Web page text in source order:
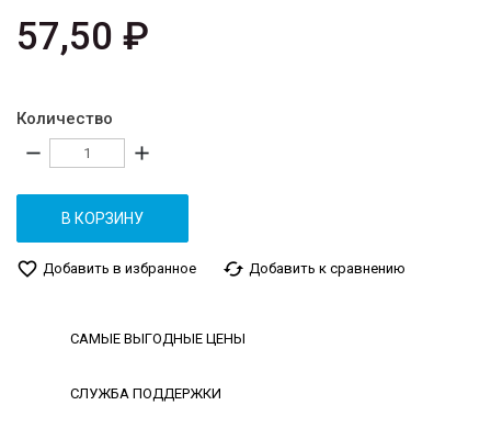
57,50 ₽
Количество
remove add
В КОРЗИНУ
favorite_border Добавить в избранное cached Добавить к сравнению
САМЫЕ ВЫГОДНЫЕ ЦЕНЫ
СЛУЖБА ПОДДЕРЖКИ